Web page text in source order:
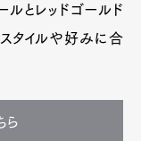
ルとレッドゴールド
タイルや好みに合
ら